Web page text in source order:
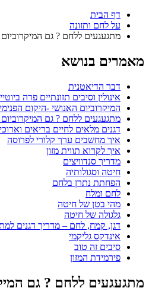
דף הבית
על לחם ותזונה
מתגעגעים ללחם ? גם
מאמרים בנושא
דבר הדיאטנית
אינולין וסיבים תזונתיים פרה
המיקרוביום האנושי -היקום
מתגעגעים ללחם ? גם
דגנים מלאים לחיים בריאים
איך מחשבים ערך קלורי לפרוסה
איך לקרוא תווית מזון
מדריך סנדוויצים
חיטה וסגולותיה
הפחתת נתרן בלחם
לחם ומלח
מהי בטן של חיטה
גלגולה של חיטה
דגן, קמח, לחם – מדריך דגנים
אינדקס גליקמי
סיבים זה טוב
פירמידת המזון
מתגעגעים ללחם ? גם